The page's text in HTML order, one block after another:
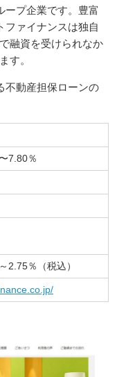
ープ企業です。豊富
ファイナンスは独自
融資を受けられなか
す。
不動産担保ローンの
7.80％
2.75％（税込）